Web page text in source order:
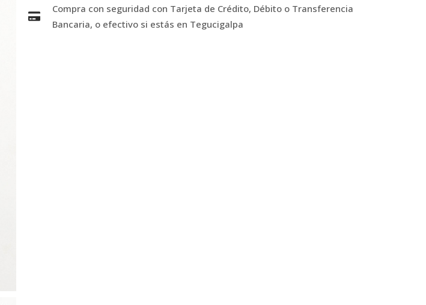
Compra con seguridad con Tarjeta de Crédito, Débito o Transferencia
Bancaria, o efectivo si estás en Tegucigalpa